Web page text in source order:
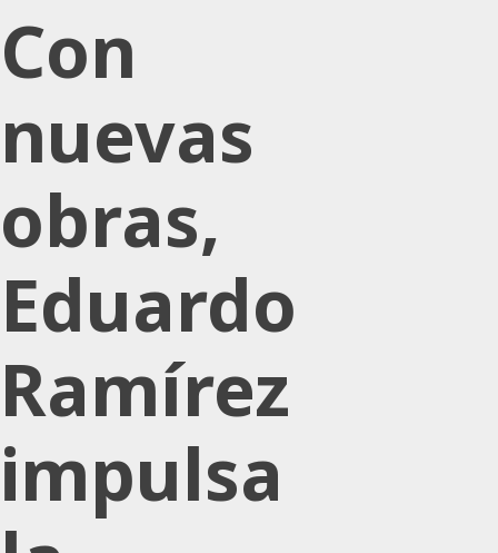
Con
nuevas
obras,
Eduardo
Ramírez
impulsa